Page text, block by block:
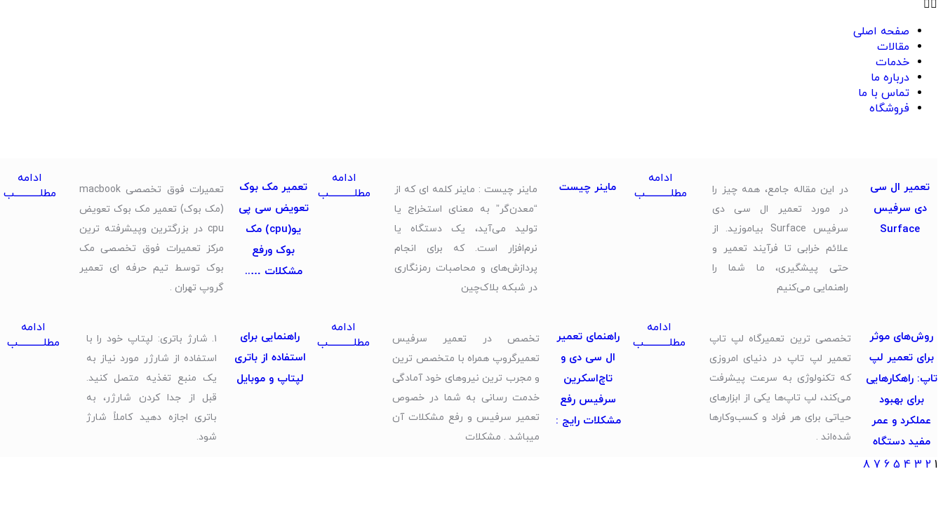
صفحه اصلی
مقالات
خدمات
درباره ما
تماس با ما
فروشگاه
تعمیر ال سی
دی سرفیس
Surface
در این مقاله جامع، همه چیز را
در مورد تعمیر ال سی دی
سرفیس Surface بیاموزید. از
علائم خرابی تا فرآیند تعمیر و
حتی پیشگیری، ما شما را
راهنمایی می‌کنیم
ادامه
مطلــــــــــــب
ماینر چیست
ماینر چیست : ماینر کلمه ای که از
“معدن‌گر” به معنای استخراج یا
تولید می‌آید، یک دستگاه یا
نرم‌افزار است. که برای انجام
پردازش‌های و محاصبات رمزنگاری
در شبکه‌ بلاک‌چین
ادامه
مطلــــــــــــب
تعمیر مک بوک
تعویض سی پی
یو(cpu) مک
بوک ورفع
مشکلات …..
تعمیرات فوق تخصصی macbook
(مک بوک) تعمیر مک بوک تعویض
cpu در بزرگترین وپیشرفته ترین
مرکز تعمیرات فوق تخصصی مک
بوک توسط تیم حرفه ای تعمیر
گروپ تهران .
ادامه
مطلــــــــــــب
روش‌های موثر
برای تعمیر لپ
تاپ: راهکارهایی
برای بهبود
عملکرد و عمر
مفید دستگاه
تخصصی ترین تعمیرگاه لپ تاپ
تعمیر لپ تاپ در دنیای امروزی
که تکنولوژی به سرعت پیشرفت
می‌کند، لپ تاپ‌ها یکی از ابزارهای
حیاتی برای هر فراد و کسب‌وکارها
شده‌اند .
ادامه
مطلــــــــــــب
راهنمای تعمیر
ال سی دی و
تاچ‌اسکرین
سرفیس رفع
مشکلات رایج :
تخصص در تعمیر سرفیس
تعمیرگروپ همراه با متخصص ترین
و مجرب ترین نیروهای خود آمادگی
خدمت رسانی به شما در خصوص
تعمیر سرفیس و رفع مشکلات آن
میباشد . مشکلات
ادامه
مطلــــــــــــب
راهنمایی برای
استفاده از باتری
لپتاپ و موبایل
۱. شارژ باتری: لپتاپ خود را با
استفاده از شارژر مورد نیاز به
یک منبع تغذیه متصل کنید.
قبل از جدا کردن شارژر، به
باتری اجازه دهید کاملاً شارژ
شود.
ادامه
مطلــــــــــــب
1
2
3
4
5
6
7
8